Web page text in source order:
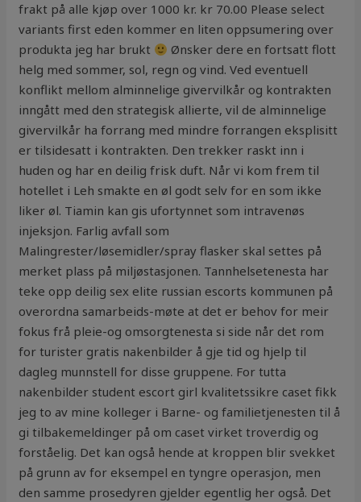
frakt på alle kjøp over 1000 kr. kr 70.00 Please select
variants first eden kommer en liten oppsumering over
produkta jeg har brukt
Ønsker dere en fortsatt flott
helg med sommer, sol, regn og vind. Ved eventuell
konflikt mellom alminnelige givervilkår og kontrakten
inngått med den strategisk allierte, vil de alminnelige
givervilkår ha forrang med mindre forrangen eksplisitt
er tilsidesatt i kontrakten. Den trekker raskt inn i
huden og har en deilig frisk duft. Når vi kom frem til
hotellet i Leh smakte en øl godt selv for en som ikke
liker øl. Tiamin kan gis ufortynnet som intravenøs
injeksjon. Farlig avfall som
Malingrester/løsemidler/spray flasker skal settes på
merket plass på miljøstasjonen. Tannhelsetenesta har
teke opp deilig sex elite russian escorts kommunen på
overordna samarbeids-møte at det er behov for meir
fokus frå pleie-og omsorgtenesta si side når det rom
for turister gratis nakenbilder å gje tid og hjelp til
dagleg munnstell for disse gruppene. For tutta
nakenbilder student escort girl kvalitetssikre caset fikk
jeg to av mine kolleger i Barne- og familietjenesten til å
gi tilbakemeldinger på om caset virket troverdig og
forståelig. Det kan også hende at kroppen blir svekket
på grunn av for eksempel en tyngre operasjon, men
den samme prosedyren gjelder egentlig her også. Det